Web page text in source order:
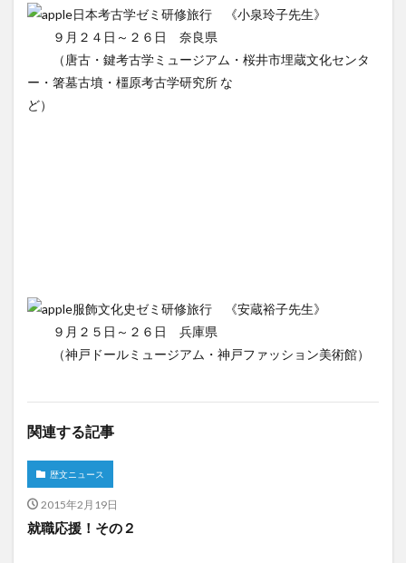
日本考古学ゼミ研修旅行 《小泉玲子先生》
９月２４日～２６日 奈良県
（唐古・鍵考古学ミュージアム・桜井市埋蔵文化センタ
ー・箸墓古墳・橿原考古学研究所 な
ど）
服飾文化史ゼミ研修旅行 《安蔵裕子先生》
９月２５日～２６日 兵庫県
（神戸ドールミュージアム・神戸ファッション美術館）
関連する記事
歴文ニュース
2015年2月19日
就職応援！その２